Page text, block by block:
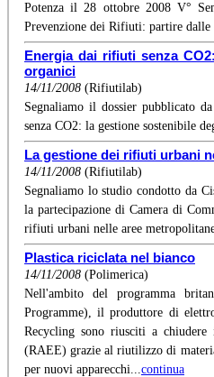
Potenza il 28 ottobre 2008 V°
Prevenzione dei Rifiuti: partire dalle
Energia dai rifiuti senza
organici
14/11/2008 (Rifiutilab)
Segnaliamo il dossier pubblicato
senza CO2: la gestione sostenibile
La gestione dei rifiuti urbani
14/11/2008 (Rifiutilab)
Segnaliamo lo studio condotto da
la partecipazione di Camera di
rifiuti urbani nelle aree
Plastica riciclata nel bianco
14/11/2008 (Polimerica)
Nell'ambito del programma
Programme), il produttore di
Recycling sono riusciti a
(RAEE) grazie al riutilizzo di
per nuovi apparecchi...continua